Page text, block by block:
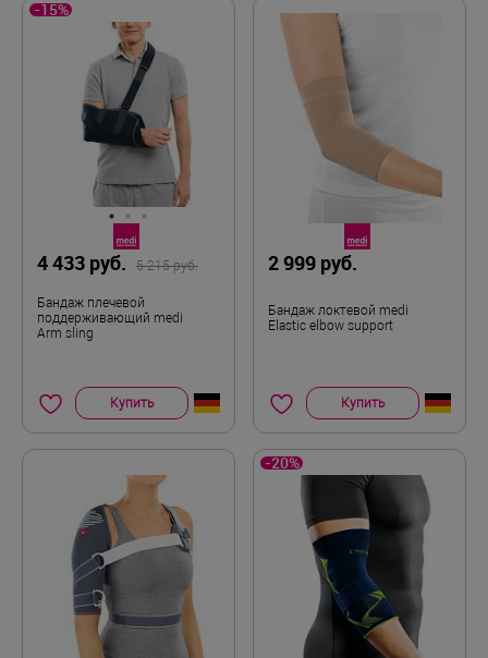
-15%
4 433 руб. 5 215 руб.
Бандаж плечевой
поддерживающий medi
Arm sling
Купить
2 999 руб.
Бандаж локтевой medi
Elastic elbow support
Купить
-20%